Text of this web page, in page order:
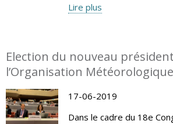
Lire plus
Election du nouveau
l’Organisation
17-06-2019
Dans le cadre du 18e